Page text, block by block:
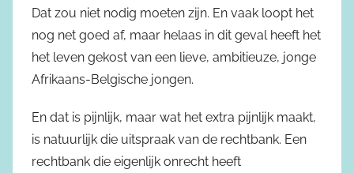
Dat zou niet nodig moeten zijn. En vaak loopt het
nog net goed af, maar helaas in dit geval heeft het
het leven gekost van een lieve, ambitieuze, jonge
Afrikaans-Belgische jongen.
En dat is pijnlijk, maar wat het extra pijnlijk maakt,
is natuurlijk die uitspraak van de rechtbank. Een
rechtbank die eigenlijk onrecht heeft